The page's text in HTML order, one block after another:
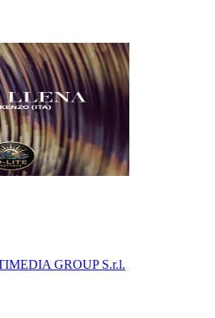
GROUP S.r.l.